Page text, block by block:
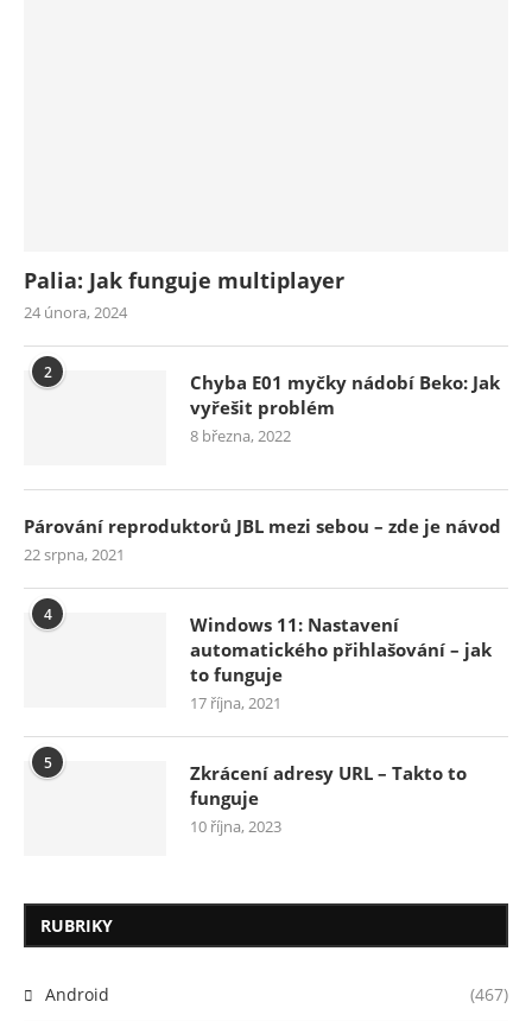
Palia: Jak funguje multiplayer
24 února, 2024
2
Chyba E01 myčky nádobí Beko: Jak
vyřešit problém
8 března, 2022
Párování reproduktorů JBL mezi sebou – zde je návod
22 srpna, 2021
4
Windows 11: Nastavení
automatického přihlašování – jak
to funguje
17 října, 2021
5
Zkrácení adresy URL – Takto to
funguje
10 října, 2023
RUBRIKY
Android (467)